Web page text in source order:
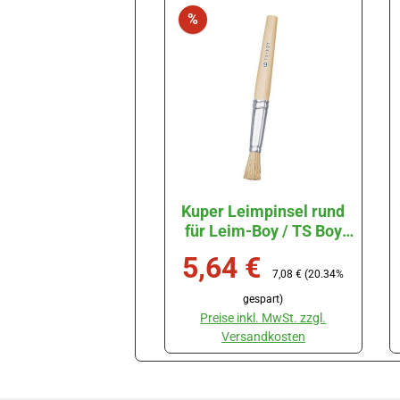
%Rabatt
Kuper Leimpinsel rund
für Leim-Boy / TS Boy
Verkaufspreis:
5,64 € Regulärer Preis:
7,08 € (20.34%
gespart)
Preise inkl. MwSt. zzgl.
Versandkosten
Produkt Anzahl: Gib den